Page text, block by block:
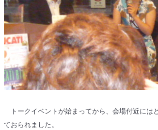
トークイベントが始まってから、会場付近には
ておられました。